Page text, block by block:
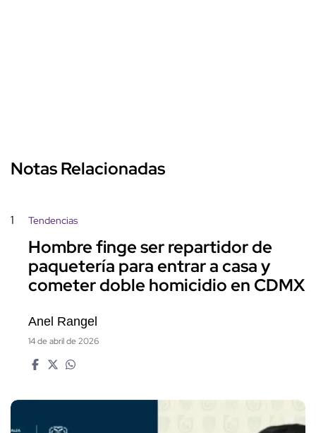
Notas Relacionadas
1 Tendencias
Hombre finge ser repartidor de
paquetería para entrar a casa y
cometer doble homicidio en CDMX
Anel Rangel
14 de abril de 2026